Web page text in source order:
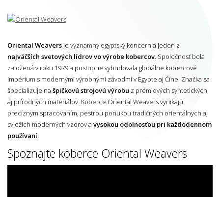
Oriental Weavers je významný egyptský koncern a jeden z
najväčších svetových lídrov vo výrobe kobercov. Spoločnosť bola
založená v roku 1979 a postupne vybudovala globálne kobercové
impérium s modernými výrobnými závodmi v Egypte aj Číne. Značka sa
špecializuje na špičkovú strojovú výrobu z prémiových syntetických
aj prírodných materiálov. Koberce Oriental Weavers vynikajú
precíznym spracovaním, pestrou ponukou tradičných orientálnych aj
sviežich moderných vzorov a vysokou odolnosťou pri každodennom
používaní.
Spoznajte koberce Oriental Weavers